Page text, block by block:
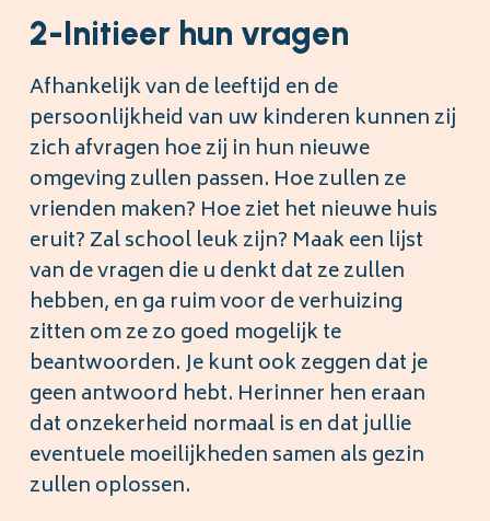
2-Initieer hun vragen
Afhankelijk van de leeftijd en de
persoonlijkheid van uw kinderen kunnen zij
zich afvragen hoe zij in hun nieuwe
omgeving zullen passen. Hoe zullen ze
vrienden maken? Hoe ziet het nieuwe huis
eruit? Zal school leuk zijn? Maak een lijst
van de vragen die u denkt dat ze zullen
hebben, en ga ruim voor de verhuizing
zitten om ze zo goed mogelijk te
beantwoorden. Je kunt ook zeggen dat je
geen antwoord hebt. Herinner hen eraan
dat onzekerheid normaal is en dat jullie
eventuele moeilijkheden samen als gezin
zullen oplossen.